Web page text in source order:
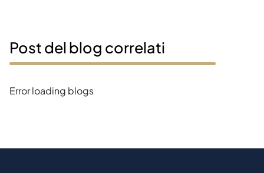
Post del blog correlati
Error loading blogs